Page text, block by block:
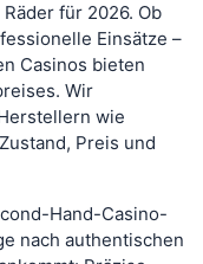
für 2026. Ob
Einsätze –
Casinos bieten
Wir
wie
Preis und
Hand-Casino-
nach authentischen